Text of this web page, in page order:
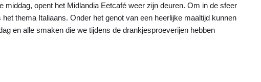
middag, opent het Midlandia Eetcafé weer zijn deuren. Om in de sfeer
thema Italiaans. Onder het genot van een heerlijke maaltijd kunnen
en alle smaken die we tijdens de drankjesproeverijen hebben